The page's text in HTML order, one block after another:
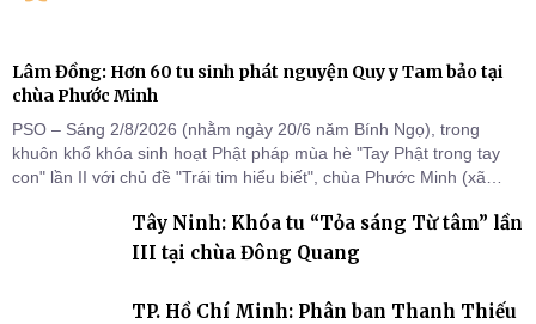
Lâm Đồng: Hơn 60 tu sinh phát nguyện Quy y Tam bảo tại
chùa Phước Minh
PSO – Sáng 2/8/2026 (nhằm ngày 20/6 năm Bính Ngọ), trong
khuôn khổ khóa sinh hoạt Phật pháp mùa hè "Tay Phật trong tay
con" lần II với chủ đề "Trái tim hiểu biết", chùa Phước Minh (xã
cho hơn 60 tu sinh.Tây Ninh: Khóa tu “Tỏa sáng Từ tâm” lần
III tại chùa Đông Quang
TP. Hồ Chí Minh: Phân ban Thanh Thiếu